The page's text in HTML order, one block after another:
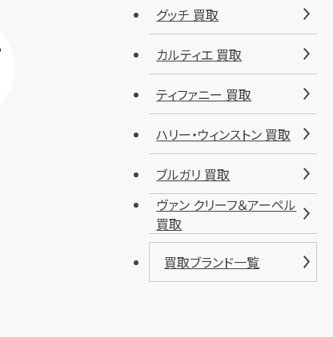
グッチ 買取
カルティエ 買取
ティファニー 買取
ハリー・ウィンストン 買取
ブルガリ 買取
ヴァン クリーフ＆アーペル
買取
買取ブランド一覧